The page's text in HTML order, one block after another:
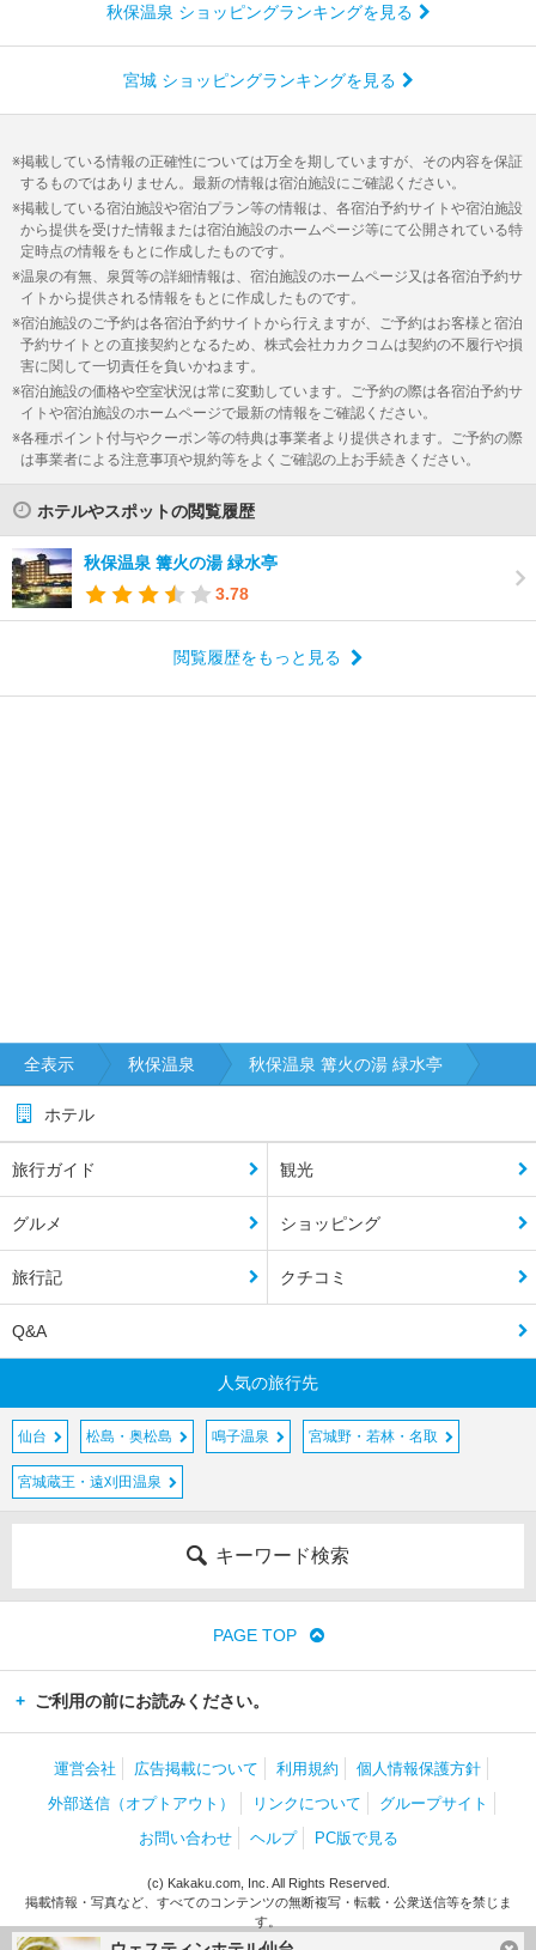
秋保温泉 ショッピングランキングを見る
宮城 ショッピングランキングを見る
掲載している情報の正確性については万全を期していますが、その内容を保証
するものではありません。最新の情報は宿泊施設にご確認ください。
掲載している宿泊施設や宿泊プラン等の情報は、各宿泊予約サイトや宿泊施設
から提供を受けた情報または宿泊施設のホームページ等にて公開されている特
定時点の情報をもとに作成したものです。
温泉の有無、泉質等の詳細情報は、宿泊施設のホームページ又は各宿泊予約サ
イトから提供される情報をもとに作成したものです。
宿泊施設のご予約は各宿泊予約サイトから行えますが、ご予約はお客様と宿泊
予約サイトとの直接契約となるため、株式会社カカクコムは契約の不履行や損
害に関して一切責任を負いかねます。
宿泊施設の価格や空室状況は常に変動しています。ご予約の際は各宿泊予約サ
イトや宿泊施設のホームページで最新の情報をご確認ください。
各種ポイント付与やクーポン等の特典は事業者より提供されます。ご予約の際
は事業者による注意事項や規約等をよくご確認の上お手続きください。
ホテルやスポットの閲覧履歴
秋保温泉 篝火の湯 緑水亭
3.78
閲覧履歴をもっと見る
全表示 秋保温泉 秋保温泉 篝火の湯 緑水亭
ホテル
旅行ガイド 観光
グルメ ショッピング
旅行記 クチコミ
Q&A
人気の旅行先
仙台 松島・奥松島 鳴子温泉 宮城野・若林・名取
宮城蔵王・遠刈田温泉
キーワード検索
PAGE TOP
ご利用の前にお読みください。
運営会社 広告掲載について 利用規約
個人情報保護方針
外部送信（オプトアウト）
リンクについて
グループサイト
お問い合わせ
ヘルプ PC版で見る
(c) Kakaku.com, Inc. All Rights Reserved.
掲載情報・写真など、すべてのコンテンツの無断複写・転載・公衆送信等を禁じま
す。